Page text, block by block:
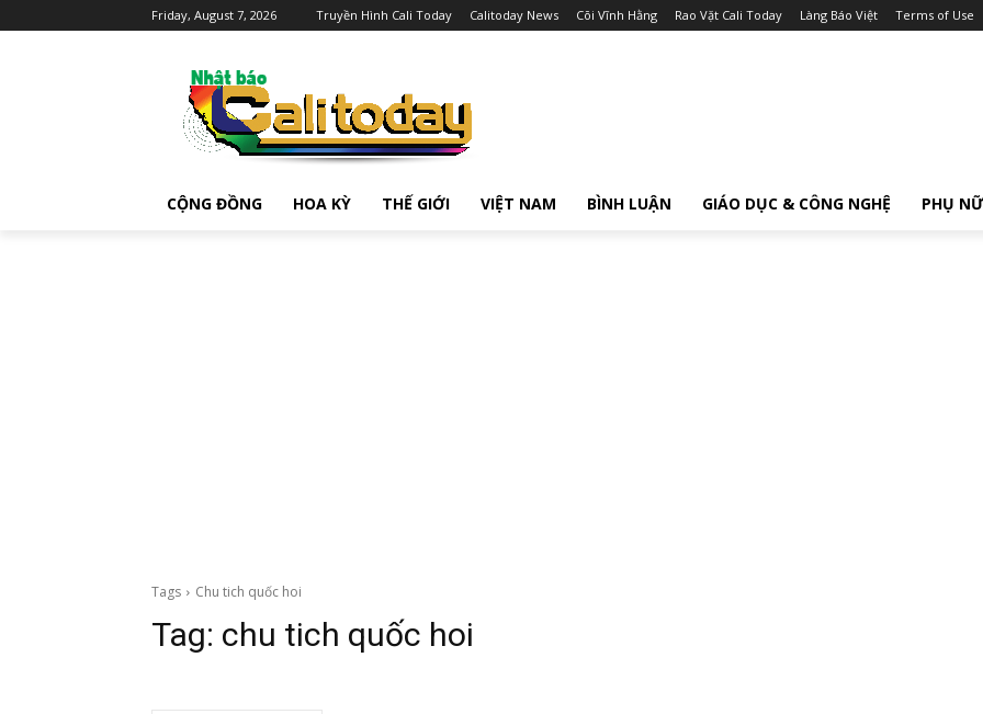
Friday, August 7, 2026 Truyền Hình Cali Today Calitoday News Cõi Vĩnh Hằng Rao Vặt Cali Today Làng Báo Việt Terms of Use
CỘNG ĐỒNG HOA KỲ THẾ GIỚI VIỆT NAM BÌNH LUẬN GIÁO DỤC & CÔNG NGHỆ PHỤ NỮ
Tags Chu tich quốc hoi
Tag: chu tich quốc hoi